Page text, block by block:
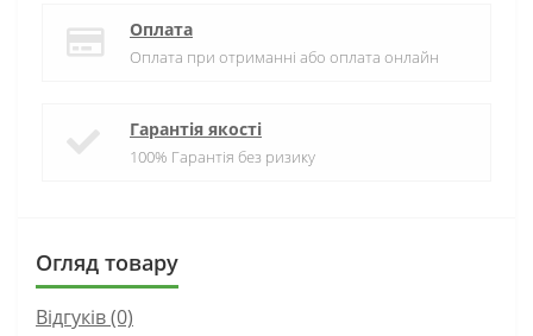
Оплата
Оплата при отриманні або оплата онлайн
Гарантія якості
100% Гарантія без ризику
Огляд товару
Відгуків (0)